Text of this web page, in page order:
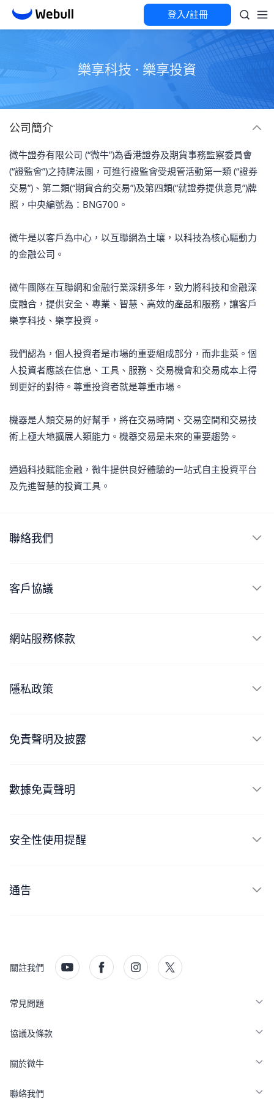
登入/註冊
樂享科技 · 樂享投資
公司簡介
微牛證券有限公司 (“微牛”)為香港證券及期貨事務監察委員會
(“證監會”)之持牌法團，可進行證監會受規管活動第一類 (“證券
交易”)、第二類(“期貨合約交易”)及第四類(“就證券提供意見”)牌
照，中央編號為：BNG700。
微牛是以客戶為中心，以互聯網為土壤，以科技為核心驅動力
的金融公司。
微牛團隊在互聯網和金融行業深耕多年，致力將科技和金融深
度融合，提供安全、專業、智慧、高效的產品和服務，讓客戶
樂享科技、樂享投資。
我們認為，個人投資者是市場的重要組成部分，而非韭菜。個
人投資者應該在信息、工具、服務、交易機會和交易成本上得
到更好的對待。尊重投資者就是尊重市場。
機器是人類交易的好幫手，將在交易時間、交易空間和交易技
術上極大地擴展人類能力。機器交易是未來的重要趨勢。
通過科技賦能金融，微牛提供良好體驗的一站式自主投資平台
及先進智慧的投資工具。
聯絡我們
客戶協議
網站服務條款
隱私政策
免責聲明及披露
數據免責聲明
安全性使用提醒
通告
關註我們
常見問題
協議及條款
關於微牛
聯絡我們